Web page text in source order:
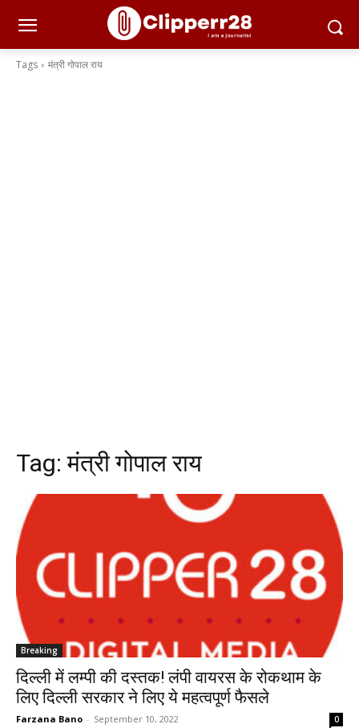
Tags मंत्री गोपाल राय
Tag:मंत्री गोपाल राय
Breaking
दिल्ली में लम्पी की दस्तक! लंपी वायरस के रोकथाम के
लिए दिल्ली सरकार ने लिए ये महत्वपूर्ण फैसले
Farzana Bano - September 10, 2022 0